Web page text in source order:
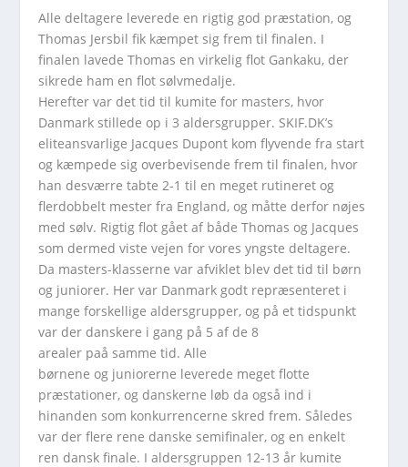
Alle deltagere leverede en rigtig god præstation, og
Thomas Jersbil fik kæmpet sig frem til finalen. I
finalen lavede Thomas en virkelig flot Gankaku, der
sikrede ham en flot sølvmedalje.
Herefter var det tid til kumite for masters, hvor
Danmark stillede op i 3 aldersgrupper. SKIF.DK’s
eliteansvarlige Jacques Dupont kom flyvende fra start
og kæmpede sig overbevisende frem til finalen, hvor
han desværre tabte 2-1 til en meget rutineret og
flerdobbelt mester fra England, og måtte derfor nøjes
med sølv. Rigtig flot gået af både Thomas og Jacques
som dermed viste vejen for vores yngste deltagere.
Da masters-klasserne var afviklet blev det tid til børn
og juniorer. Her var Danmark godt repræsenteret i
mange forskellige aldersgrupper, og på et tidspunkt
var der danskere i gang på 5 af de 8
arealer paå samme tid. Alle
børnene og juniorerne leverede meget flotte
præstationer, og danskerne løb da også ind i
hinanden som konkurrencerne skred frem. Således
var der flere rene danske semifinaler, og en enkelt
ren dansk finale. I aldersgruppen 12-13 år kumite